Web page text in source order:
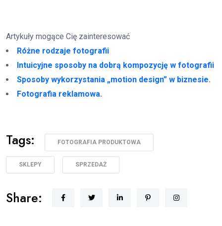
Artykuły mogące Cię zainteresować
Różne rodzaje fotografii
Intuicyjne sposoby na dobrą kompozycję w fotografii
Sposoby wykorzystania „motion design” w biznesie.
Fotografia reklamowa.
Tags: FOTOGRAFIA PRODUKTOWA
SKLEPY SPRZEDAŻ
Share: